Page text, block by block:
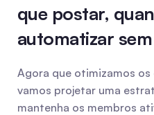
que postar,
automatizar
Agora que otimizamos
vamos projetar uma
mantenha os membros